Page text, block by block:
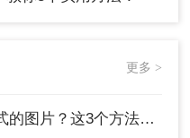
更多 >
？这3个方法了解一下